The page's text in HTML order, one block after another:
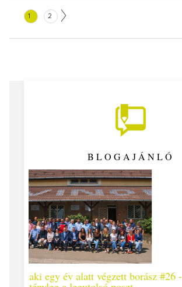
1 2
BLOGAJÁNLÓ
#26 - Így lesz valaki egy év alatt